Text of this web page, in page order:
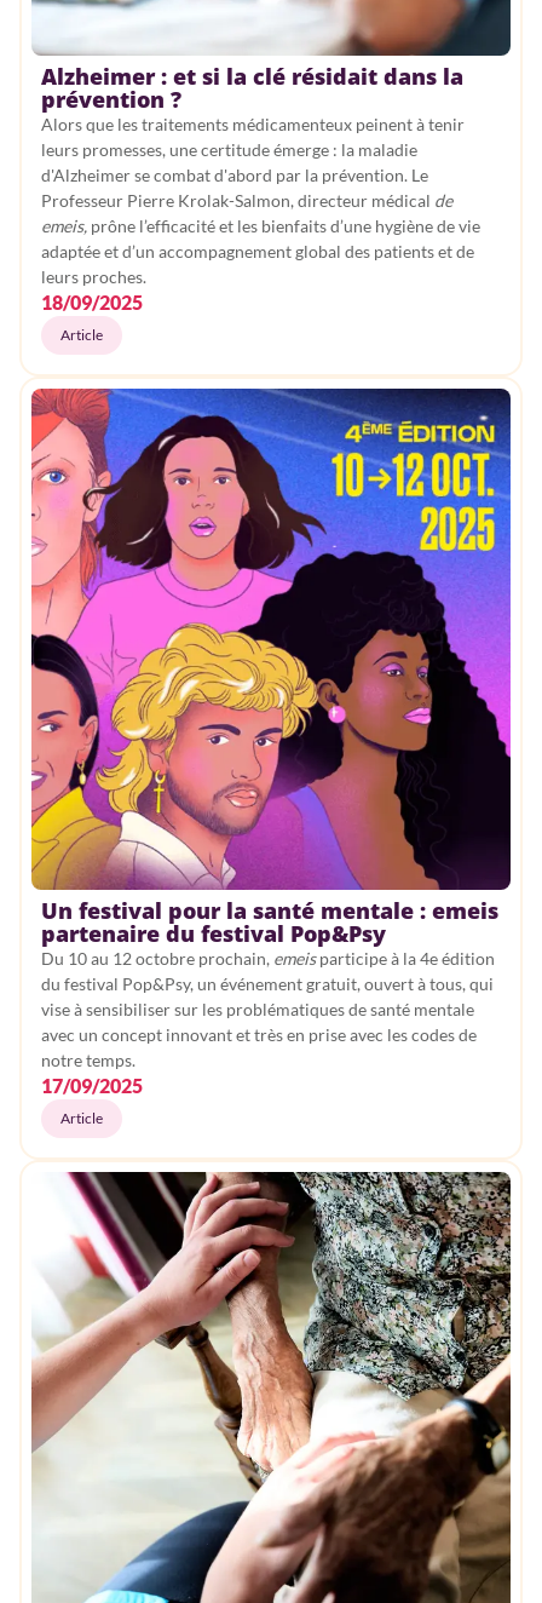
Alzheimer : et si la clé résidait dans la
prévention ?
Alors que les traitements médicamenteux peinent à tenir
leurs promesses, une certitude émerge : la maladie
d'Alzheimer se combat d'abord par la prévention. Le
Professeur Pierre Krolak-Salmon, directeur médical de
emeis, prône l’efficacité et les bienfaits d’une hygiène de vie
adaptée et d’un accompagnement global des patients et de
leurs proches.
18/09/2025
Article
Un festival pour la santé mentale : emeis
partenaire du festival Pop&Psy
Du 10 au 12 octobre prochain, emeisparticipe à la 4e édition
du festival Pop&Psy, un événement gratuit, ouvert à tous, qui
vise à sensibiliser sur les problématiques de santé mentale
avec un concept innovant et très en prise avec les codes de
notre temps.
17/09/2025
Article